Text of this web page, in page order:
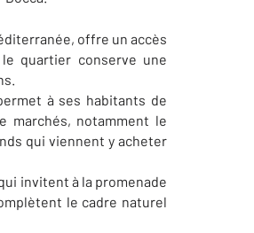
offre un accès
quartier conserve une
à ses habitants de
marchés, notamment le
qui viennent y acheter
invitent à la promenade
le cadre naturel